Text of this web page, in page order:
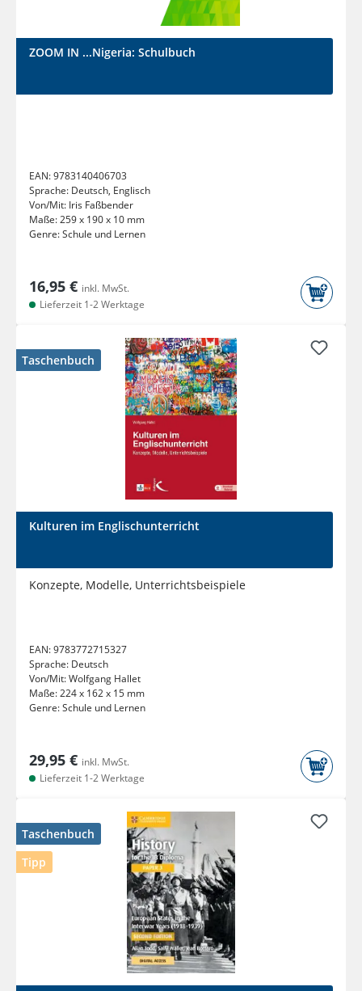
ZOOM IN ...Nigeria: Schulbuch
EAN:9783140406703
Sprache: Deutsch, Englisch
Von/Mit: Iris Faßbender
Maße:259 x 190 x 10 mm
Genre:Schule und Lernen
16,95 € inkl. MwSt.
Lieferzeit 1-2 Werktage
Taschenbuch
Kulturen im Englischunterricht
Konzepte, Modelle, Unterrichtsbeispiele
EAN:9783772715327
Sprache: Deutsch
Von/Mit:Wolfgang Hallet
Maße:224 x 162 x 15 mm
Genre:Schule und Lernen
29,95 € inkl. MwSt.
Lieferzeit 1-2 Werktage
Taschenbuch
Tipp